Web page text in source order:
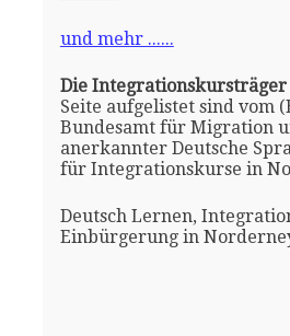
und mehr ......
Die Integrationskursträger
Seite aufgelistet sind vom
Bundesamt für Migration
anerkannter Deutsche
für Integrationskurse in
Deutsch Lernen,
Einbürgerung in